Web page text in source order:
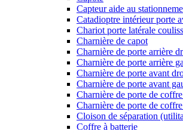
Capteur aide au
Catadioptre intérieur porte
Chariot porte latérale
Charnière de capot
Charnière de porte arrière
Charnière de porte arrière
Charnière de porte avant
Charnière de porte avant
Charnière de porte de
Charnière de porte de
Cloison de séparation
Coffre à batterie